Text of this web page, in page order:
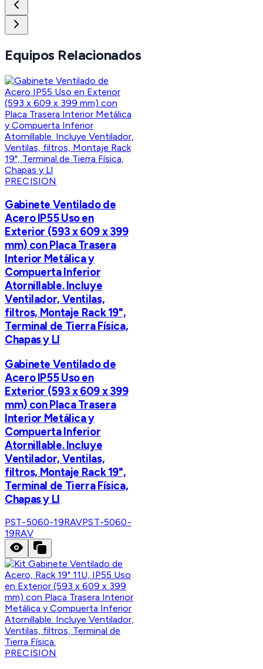
Equipos Relacionados
PRECISION
Gabinete Ventilado de
Acero IP55 Uso en
Exterior (593 x 609 x 399
mm) con Placa Trasera
Interior Metálica y
Compuerta Inferior
Atornillable. Incluye
Ventilador, Ventilas,
filtros, Montaje Rack 19",
Terminal de Tierra Física,
Chapas y Ll
Gabinete Ventilado de
Acero IP55 Uso en
Exterior (593 x 609 x 399
mm) con Placa Trasera
Interior Metálica y
Compuerta Inferior
Atornillable. Incluye
Ventilador, Ventilas,
filtros, Montaje Rack 19",
Terminal de Tierra Física,
Chapas y Ll
PST-5060-19RAVPST-5060-
19RAV
PRECISION